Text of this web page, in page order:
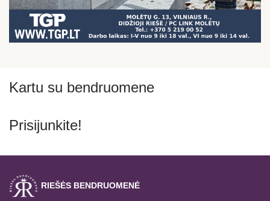
Kartu su bendruomene
Prisijunkite!
RIEŠĖS BENDRUOMENĖ